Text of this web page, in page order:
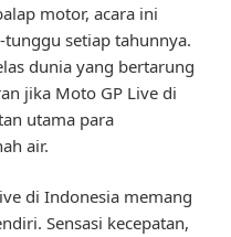
motor, acara ini
setiap tahunnya.
dunia yang bertarung
jika Moto GP Live di
utama para
air.
di Indonesia memang
Sensasi kecepatan,